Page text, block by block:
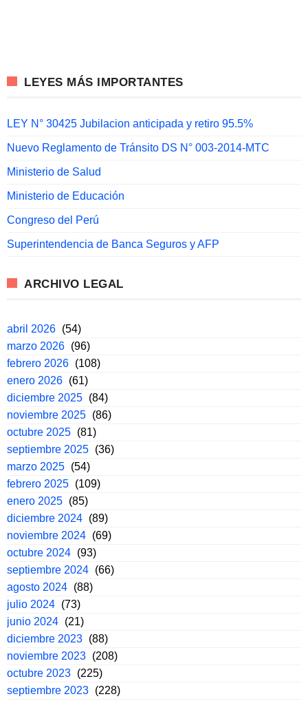
LEYES MÁS IMPORTANTES
LEY N° 30425 Jubilacion anticipada y retiro 95.5%
Nuevo Reglamento de Tránsito DS N° 003-2014-MTC
Ministerio de Salud
Ministerio de Educación
Congreso del Perú
Superintendencia de Banca Seguros y AFP
ARCHIVO LEGAL
abril 2026 (54)
marzo 2026 (96)
febrero 2026 (108)
enero 2026 (61)
diciembre 2025 (84)
noviembre 2025 (86)
octubre 2025 (81)
septiembre 2025 (36)
marzo 2025 (54)
febrero 2025 (109)
enero 2025 (85)
diciembre 2024 (89)
noviembre 2024 (69)
octubre 2024 (93)
septiembre 2024 (66)
agosto 2024 (88)
julio 2024 (73)
junio 2024 (21)
diciembre 2023 (88)
noviembre 2023 (208)
octubre 2023 (225)
septiembre 2023 (228)